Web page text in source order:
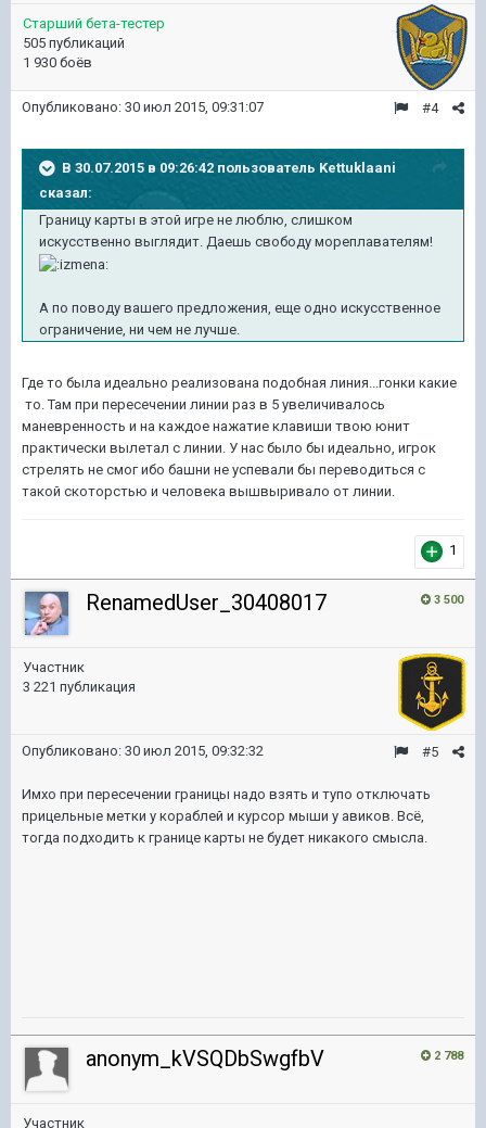
Старший бета-тестер
505 публикаций
1 930 боёв
#4
Опубликовано: 30 июл 2015, 09:31:07
В 30.07.2015 в 09:26:42 пользователь Kettuklaani
сказал:
Границу карты в этой игре не люблю, слишком
искусственно выглядит. Даешь свободу мореплавателям!
А по поводу вашего предложения, еще одно искусственное
ограничение, ни чем не лучше.
Где то была идеально реализована подобная линия...гонки какие
то. Там при пересечении линии раз в 5 увеличивалось
маневренность и на каждое нажатие клавиши твою юнит
практически вылетал с линии. У нас было бы идеально, игрок
стрелять не смог ибо башни не успевали бы переводиться с
такой скоторстью и человека вышвыривало от линии.
1
3 500
RenamedUser_30408017
Участник
3 221 публикация
#5
Опубликовано: 30 июл 2015, 09:32:32
Имхо при пересечении границы надо взять и тупо отключать
прицельные метки у кораблей и курсор мыши у авиков. Всё,
тогда подходить к границе карты не будет никакого смысла.
2 788
anonym_kVSQDbSwgfbV
Участник